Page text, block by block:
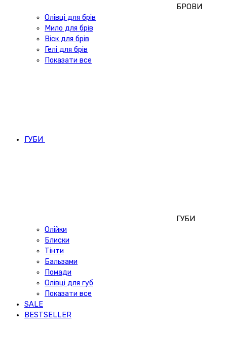
БРОВИ
Олівці для брів
Мило для брів
Віск для брів
Гелі для брів
Показати все
ГУБИ
ГУБИ
Олійки
Блиски
Тінти
Бальзами
Помади
Олівці для губ
Показати все
SALE
BESTSELLER